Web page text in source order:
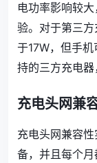
电功率影响较
验。对于第三
于17W，但手
持的三方充电器
充电头网兼
充电头网兼容
备，并且每个